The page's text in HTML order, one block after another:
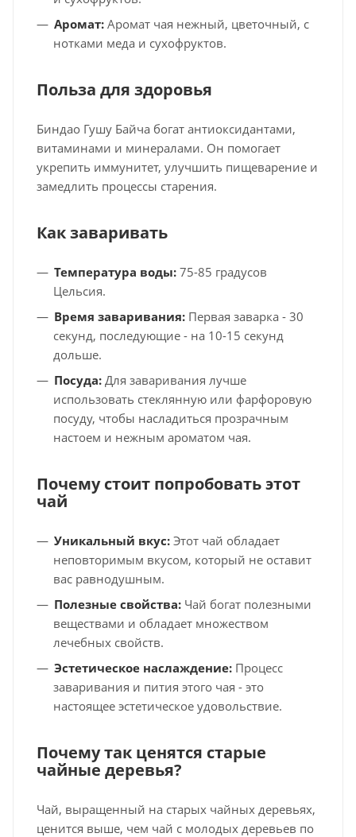
Аромат: Аромат чая нежный, цветочный, с
нотками меда и сухофруктов.
Польза для здоровья
Биндао Гушу Байча богат антиоксидантами,
витаминами и минералами. Он помогает
укрепить иммунитет, улучшить пищеварение и
замедлить процессы старения.
Как заваривать
Температура воды: 75-85 градусов
Цельсия.
Время заваривания: Первая заварка - 30
секунд, последующие - на 10-15 секунд
дольше.
Посуда: Для заваривания лучше
использовать стеклянную или фарфоровую
посуду, чтобы насладиться прозрачным
настоем и нежным ароматом чая.
Почему стоит попробовать этот
чай
Уникальный вкус: Этот чай обладает
неповторимым вкусом, который не оставит
вас равнодушным.
Полезные свойства: Чай богат полезными
веществами и обладает множеством
лечебных свойств.
Эстетическое наслаждение: Процесс
заваривания и пития этого чая - это
настоящее эстетическое удовольствие.
Почему так ценятся старые
чайные деревья?
Чай, выращенный на старых чайных деревьях,
ценится выше, чем чай с молодых деревьев по